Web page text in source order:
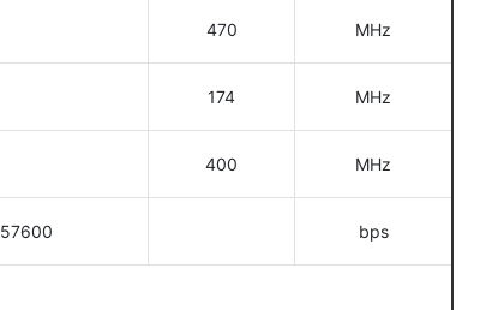
470 MHz
174 MHz
400 MHz
57600 bps